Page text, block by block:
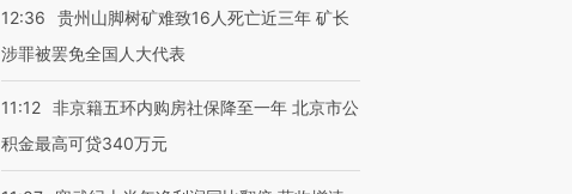
12:36
贵州山脚树矿难致16人死亡近三年 矿长
涉罪被罢免全国人大代表
11:12 非京籍五环内购房社保降至一年 北京市公
积金最高可贷340万元